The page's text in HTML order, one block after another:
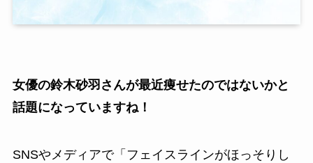
女優の鈴木砂羽さんが最近痩せたのではないかと
話題になっていますね！
SNSやメディアで「フェイスラインがほっそりし